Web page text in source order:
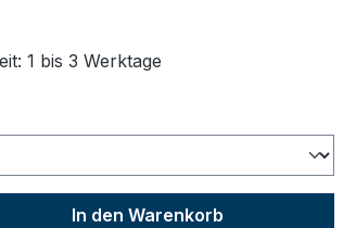
von 4.75 von 5 Sternen
1 bis 3 Werktage
den gewünschten Wert
In den Warenkorb